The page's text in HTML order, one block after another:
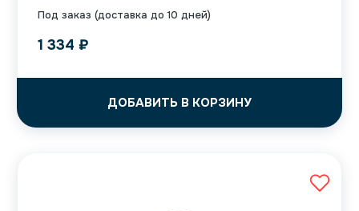
Под заказ (доставка до 10 дней)
1 334 ₽
ДОБАВИТЬ В КОРЗИНУ